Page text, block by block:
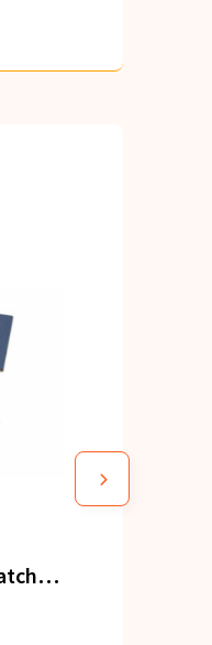
InSideOut Houten Matchbox think IQ puzzel